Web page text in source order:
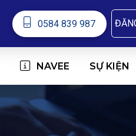
0584 839 987
NAVEE SỰ KIỆN